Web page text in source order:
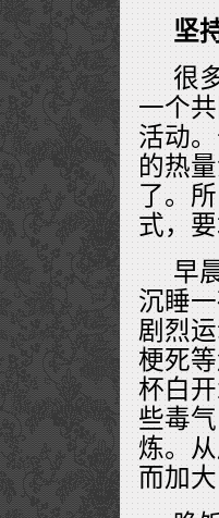
坚
很
一个
活动
的热
了。
式，
早
沉睡
剧烈
梗死
杯白
些毒
炼。
而加